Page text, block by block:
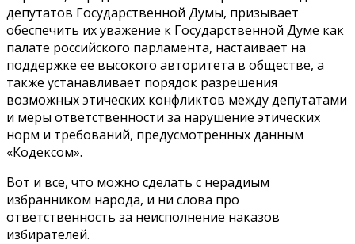
депутатов Государственной Думы, призывает
обеспечить их уважение к Государственной Думе как
палате российского парламента, настаивает на
поддержке ее высокого авторитета в обществе, а
также устанавливает порядок разрешения
возможных этических конфликтов между депутатами
и меры ответственности за нарушение этических
норм и требований, предусмотренных данным
«Кодексом».
Вот и все, что можно сделать с нерадиым
избранником народа, и ни слова про
ответственность за неисполнение наказов
избирателей.